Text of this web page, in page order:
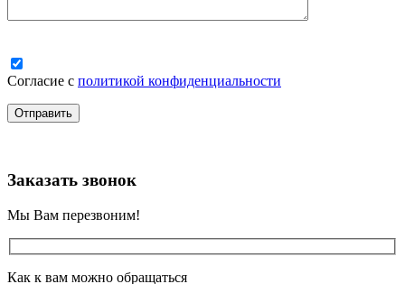
Согласие с политикой конфиденциальности
Заказать звонок
Мы Вам перезвоним!
Как к вам можно обращаться